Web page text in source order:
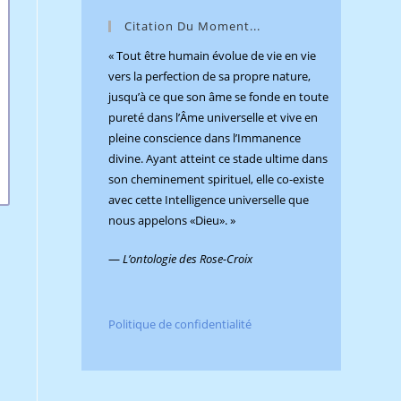
Citation Du Moment...
« Tout être humain évolue de vie en vie
vers la perfection de sa propre nature,
jusqu’à ce que son âme se fonde en toute
pureté dans l’Âme universelle et vive en
pleine conscience dans l’Immanence
divine. Ayant atteint ce stade ultime dans
son cheminement spirituel, elle co-existe
avec cette Intelligence universelle que
nous appelons «Dieu». »
—L’ontologie des Rose-Croix
Politique de confidentialité